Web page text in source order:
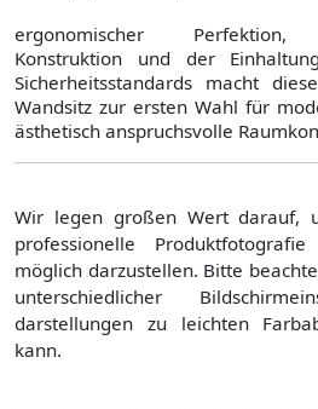
ergonomischer Perfektion,
Konstruktion und der
Sicherheitsstandards macht
Wandsitz zur ersten Wahl für
ästhetisch anspruchsvolle
Wir legen großen Wert darauf,
professionelle
möglich darzustellen. Bitte
unterschiedlicher
darstellungen zu leichten
kann.